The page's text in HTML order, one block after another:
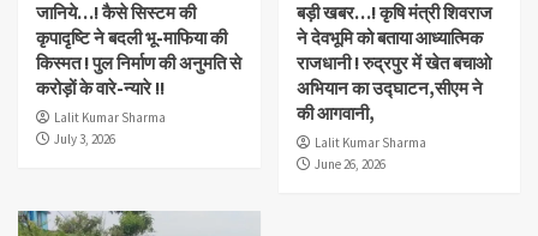
जानिये…! कैसे सिस्टम की
कृपादृष्टि ने बदली भू-माफिया की
किस्मत ! पुल निर्माण की अनुमति से
करोड़ों के वारे-न्यारे !!
Lalit Kumar Sharma
July 3, 2026
बड़ी खबर…! कृषि मंत्री शिवराज
ने देवभूमि को बताया आध्यात्मिक
राजधानी ! रुद्रपुर में खेत बचाओ
अभियान का उद्घाटन,सीएम ने
की आगवानी,
Lalit Kumar Sharma
June 26, 2026